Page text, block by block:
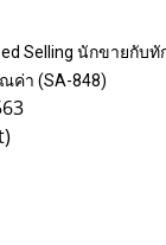
Selling นักขายกับ
ค่า (SA-848)